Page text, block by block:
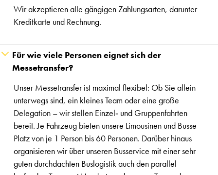
Wir akzeptieren alle gängigen Zahlungsarten, darunter
Kreditkarte und Rechnung.
Für wie viele Personen eignet sich der
Messetransfer?
Unser Messetransfer ist maximal flexibel: Ob Sie allein
unterwegs sind, ein kleines Team oder eine große
Delegation – wir stellen Einzel‑ und Gruppenfahrten
bereit. Je Fahrzeug bieten unsere Limousinen und Busse
Platz von je 1 Person bis 60 Personen. Darüber hinaus
organisieren wir über unseren Busservice mit einer sehr
guten durchdachten Buslogistik auch den parallel